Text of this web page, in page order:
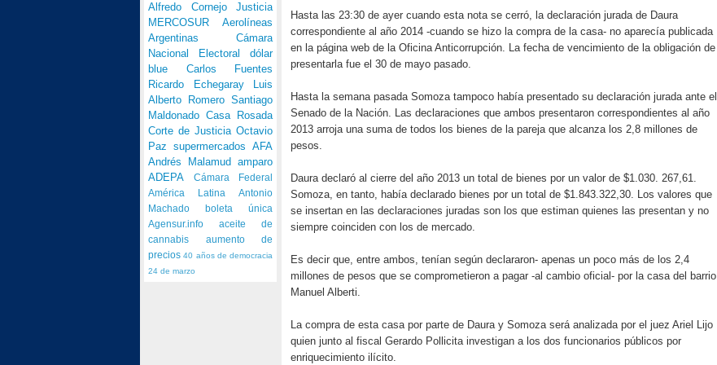
Hasta las 23:30 de ayer cuando esta nota se cerró, la declaración jurada de Daura
correspondiente al año 2014 -cuando se hizo la compra de la casa- no aparecía publicada
en la página web de la Oficina Anticorrupción. La fecha de vencimiento de la obligación de
presentarla fue el 30 de mayo pasado.
Hasta la semana pasada Somoza tampoco había presentado su declaración jurada ante el
Senado de la Nación. Las declaraciones que ambos presentaron correspondientes al año
2013 arroja una suma de todos los bienes de la pareja que alcanza los 2,8 millones de
pesos.
Daura declaró al cierre del año 2013 un total de bienes por un valor de $1.030. 267,61.
Somoza, en tanto, había declarado bienes por un total de $1.843.322,30. Los valores que
se insertan en las declaraciones juradas son los que estiman quienes las presentan y no
siempre coinciden con los de mercado.
Es decir que, entre ambos, tenían según declararon- apenas un poco más de los 2,4
millones de pesos que se comprometieron a pagar -al cambio oficial- por la casa del barrio
Manuel Alberti.
La compra de esta casa por parte de Daura y Somoza será analizada por el juez Ariel Lijo
quien junto al fiscal Gerardo Pollicita investigan a los dos funcionarios públicos por
enriquecimiento ilícito.
Alfredo Cornejo Justicia
MERCOSUR Aerolíneas
Argentinas Cámara
Nacional Electoral dólar
blue Carlos Fuentes
Ricardo Echegaray
Luis
Alberto Romero Santiago
Maldonado Casa Rosada
Corte de Justicia Octavio
Paz supermercados AFA
Andrés Malamud amparo
ADEPA
Cámara Federal
América Latina Antonio
Machado boleta única
Agensur.info aceite de
cannabis aumento de
precios40 años de democracia
24 de marzo